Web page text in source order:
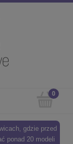
gdzie przed
ponad 20 modeli